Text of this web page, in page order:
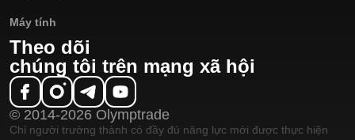
Máy tính
Theo dõi
chúng tôi trên mạng xã hội
© 2014-2026 Olymptrade
Chỉ người trưởng thành có đầy đủ năng lực mới được thực hiện